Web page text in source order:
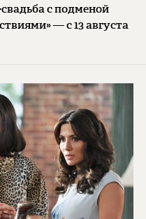
с подменой
— с 13 августа